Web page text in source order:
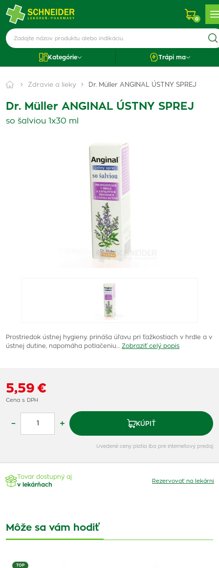
0
Kategórie Trápi ma
Zdravie a lieky Dr. Müller ANGINAL ÚSTNY SPREJ
Dr. Müller ANGINAL ÚSTNY SPREJ
so šalviou 1x30 ml
Prostriedok ústnej hygieny. prináša úľavu pri ťažkostiach v hrdle a v
ústnej dutine, napomáha potlačeniu…
Zobraziť celý popis
5,59 €
Cena s DPH
– + KÚPIŤ
Uvedené ceny platia iba pre internetový predaj
Tovar dostupný aj
v lekárňach
Rezervovať na lekárni
Môže sa vám hodiť
TOP